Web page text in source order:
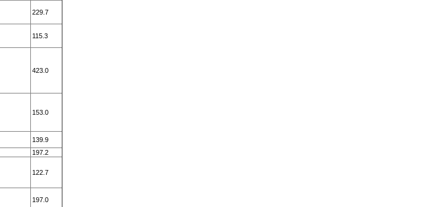
229.7
115.3
423.0
153.0
139.9
197.2
122.7
197.0